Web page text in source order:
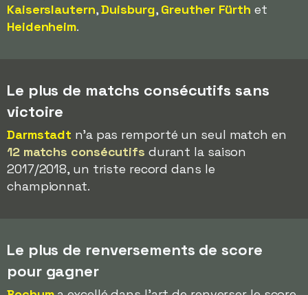
Kaiserslautern,Duisburg, Greuther Fürth et
Heidenheim.
Le plus de matchs consécutifs sans
victoire
Darmstadt n'a pas remporté un seul match en
12 matchs consécutifs durant la saison
2017/2018, un triste record dans le
championnat.
Le plus de renversements de score
pour gagner